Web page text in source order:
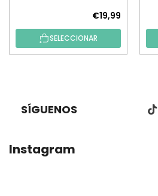
€19,99
SELECCIONAR
SÍGUENOS
Instagram